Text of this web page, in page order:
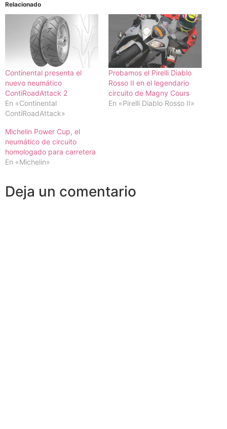
Relacionado
Continental presenta el
nuevo neumático
ContiRoadAttack 2
En «Continental
ContiRoadAttack»
Probamos el Pirelli Diablo
Rosso II en el legendario
circuito de Magny Cours
En «Pirelli Diablo Rosso II»
Michelin Power Cup, el
neumático de circuito
homologado para carretera
En «Michelin»
Deja un comentario